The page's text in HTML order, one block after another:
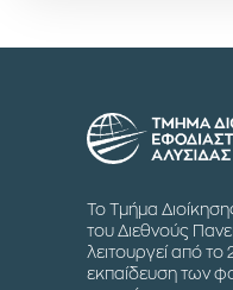
Το Τμήμα
του Διεθνούς
λειτουργεί από
εκπαίδευση των